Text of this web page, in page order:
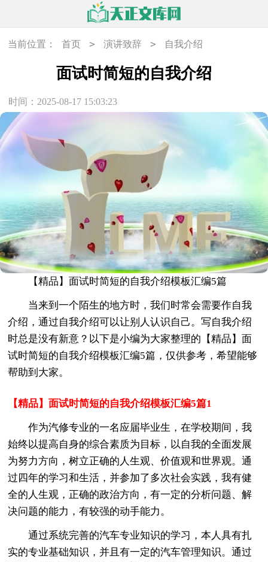
当前位置： 首页 > 演讲致辞 > 自我介绍
面试时简短的自我介绍
时间：2025-08-17 15:03:23
【精品】面试时简短的自我介绍模板汇编5篇
当来到一个陌生的地方时，我们时常会需要作自我
介绍，通过自我介绍可以让别人认识自己。写自我介绍
时总是没有新意？以下是小编为大家整理的【精品】面
试时简短的自我介绍模板汇编5篇，仅供参考，希望能够
帮助到大家。
【精品】面试时简短的自我介绍模板汇编5篇1
作为汽修专业的一名应届毕业生，在学校期间，我
始终以提高自身的综合素质为目标，以自我的全面发展
为努力方向，树立正确的人生观、价值观和世界观。通
过四年的学习和生活，并参加了多次社会实践，我有健
全的人生观，正确的政治方向，有一定的分析问题、解
决问题的能力，有较强的动手能力。
通过系统完善的汽车专业知识的学习，本人具有扎
实的专业基础知识，并且有一定的汽车管理知识。通过